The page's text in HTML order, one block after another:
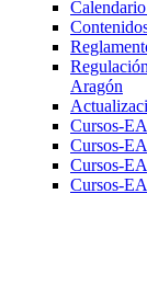
Aragón
Cursos-
Cursos-
Cursos-
Cursos-